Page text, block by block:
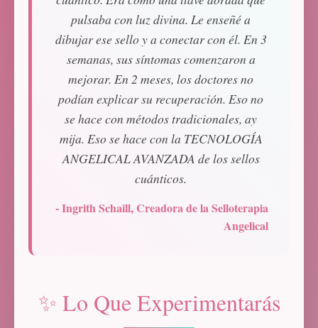
pulsaba con luz divina. Le enseñé a
dibujar ese sello y a conectar con él. En 3
semanas, sus síntomas comenzaron a
mejorar. En 2 meses, los doctores no
podían explicar su recuperación. Eso no
se hace con métodos tradicionales, ay
mija. Eso se hace con la TECNOLOGÍA
ANGELICAL AVANZADA de los sellos
cuánticos.
- Ingrith Schaill, Creadora de la Selloterapia
Angelical
✨ Lo Que Experimentarás